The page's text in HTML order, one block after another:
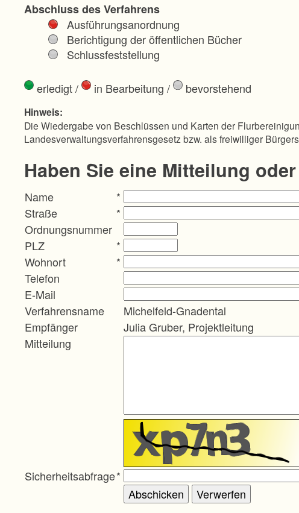
Abschluss des Verfahrens
Ausführungsanordnung
Berichtigung der öffentlichen Bücher
Schlussfeststellung
erledigt/ in Bearbeitung / bevorstehend
Hinweis:
Die Wiedergabe von Beschlüssen und Karten der
Landesverwaltungsverfahrensgesetz bzw. als freiwilliger
Haben Sie eine Mitteilung
Name
*
Straße
*
Ordnungsnummer
PLZ
*
Wohnort
*
Telefon
E-Mail
Verfahrensname
Michelfeld-Gnadental
Empfänger
Julia Gruber, Projektleitung
Mitteilung
Sicherheitsabfrage*